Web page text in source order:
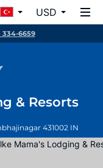
USD
334-6659
& Resorts
431002 IN